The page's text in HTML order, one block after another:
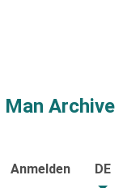
Archive
Anmelden DE